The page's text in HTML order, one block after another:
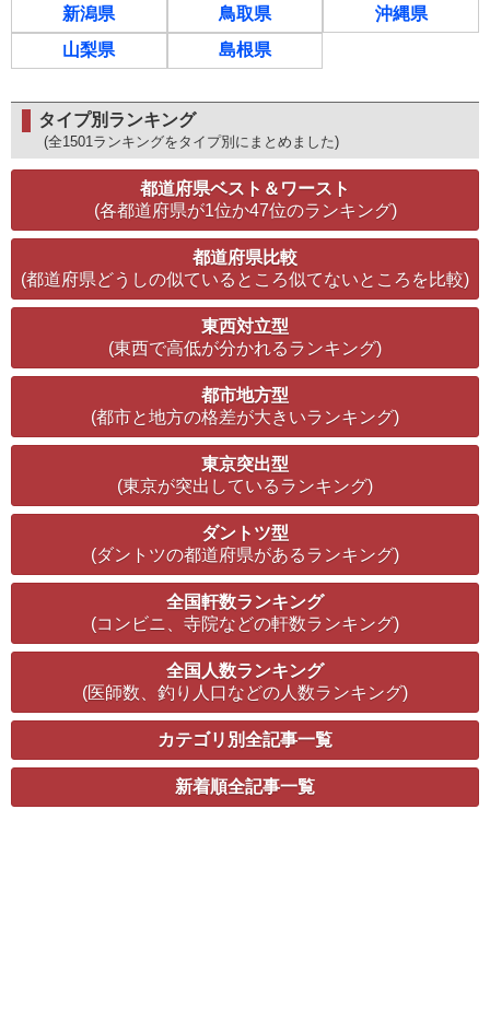
新潟県
山梨県
鳥取県
島根県
沖縄県
タイプ別ランキング
(全1501ランキングをタイプ別にまとめました)
都道府県ベスト＆ワースト
(各都道府県が1位か47位のランキング)
都道府県比較
(都道府県どうしの似ているところ似てないところを比較)
東西対立型
(東西で高低が分かれるランキング)
都市地方型
(都市と地方の格差が大きいランキング)
東京突出型
(東京が突出しているランキング)
ダントツ型
(ダントツの都道府県があるランキング)
全国軒数ランキング
(コンビニ、寺院などの軒数ランキング)
全国人数ランキング
(医師数、釣り人口などの人数ランキング)
カテゴリ別全記事一覧
新着順全記事一覧